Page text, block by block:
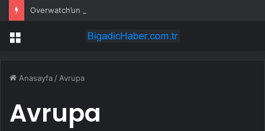
Overwatch’un Yeni Kahramanı D.Mon’dan İlk Teaser!
Menü
Anasayfa /Avrupa
Avrupa